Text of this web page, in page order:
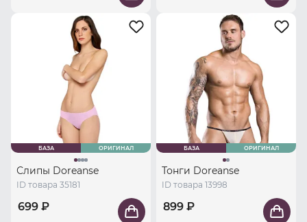
БАЗА ОРИГИНАЛ
Слипы Doreanse
ID товара 35181
699 ₽
БАЗА ОРИГИНАЛ
Тонги Doreanse
ID товара 13998
899 ₽